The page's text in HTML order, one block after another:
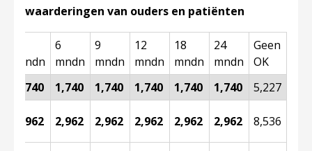
waarderingen van ouders en patiënten
mndn
6
mndn
9
mndn
12
mndn
18
mndn
24
mndn
Geen
OK
1,740
1,740 1,740 1,740 1,740 1,740
5,227
2,962 2,962 2,962 2,962 2,962 2,962 8,536